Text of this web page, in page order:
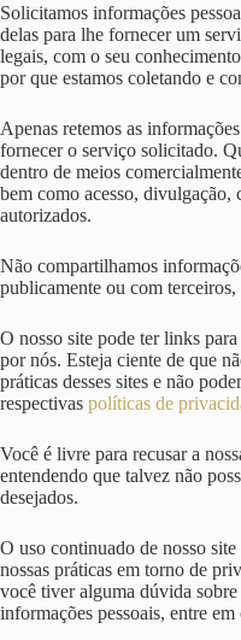
Solicitamos informações
delas para lhe fornecer um
legais, com o seu
por que estamos coletando e
Apenas retemos as
fornecer o serviço solicitado.
dentro de meios
bem como acesso,
autorizados.
Não compartilhamos
publicamente ou com
O nosso site pode ter links
por nós. Esteja ciente de que
práticas desses sites e não
respectivas políticas de
Você é livre para recusar a
entendendo que talvez não
desejados.
O uso continuado de nosso
nossas práticas em torno de
você tiver alguma dúvida
informações pessoais, entre